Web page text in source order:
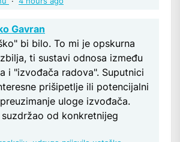
Gavran
bi bilo. To mi je opskurna
ti sustavi odnosa između
i "izvođača radova". Suputnici
prišipetlje ili potencijalni
uloge izvođača.
suzdržao od konkretnijeg